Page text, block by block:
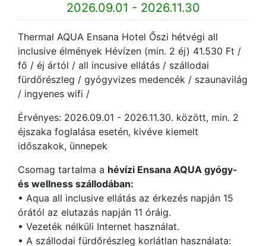
2026.09.01 - 2026.11.30
Thermal AQUA Ensana Hotel Őszi hétvégi all
inclusive élmények Hévízen (min. 2 éj) 41.530 Ft /
fő / éj ártól / all incusive ellátás / szállodai
fürdőrészleg / gyógyvizes medencék / szaunavilág
/ ingyenes wifi /
Érvényes: 2026.09.01 - 2026.11.30. között, min. 2
éjszaka foglalása esetén, kivéve kiemelt
időszakok, ünnepek
Csomag tartalma a hévízi Ensana AQUA gyógy-
és wellness szállodában:
• Aqua all inclusive ellátás az érkezés napján 15
órától az elutazás napján 11 óráig.
• Vezeték nélküli Internet használat.
• A szállodai fürdőrészleg korlátlan használata: